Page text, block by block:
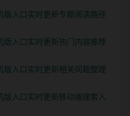
版入口实时更新专题阅读路径
版入口实时更新热门内容推荐
版入口实时更新相关问题整理
版入口实时更新移动端搜索入